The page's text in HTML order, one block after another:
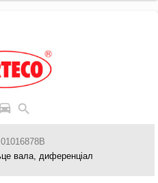
вала, диференціал